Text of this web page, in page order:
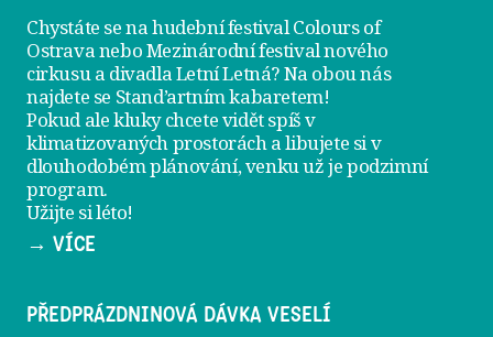
Chystáte se na hudební festival Colours of
Ostrava nebo Mezinárodní festival nového
cirkusu a divadla Letní Letná? Na obou nás
najdete se Stand’artním kabaretem!
Pokud ale kluky chcete vidět spíš v
klimatizovaných prostorách a libujete si v
dlouhodobém plánování, venku už jepodzimní
program.
Užijte si léto!
→ VÍCE
PŘEDPRÁZDNINOVÁ DÁVKA VESELÍ